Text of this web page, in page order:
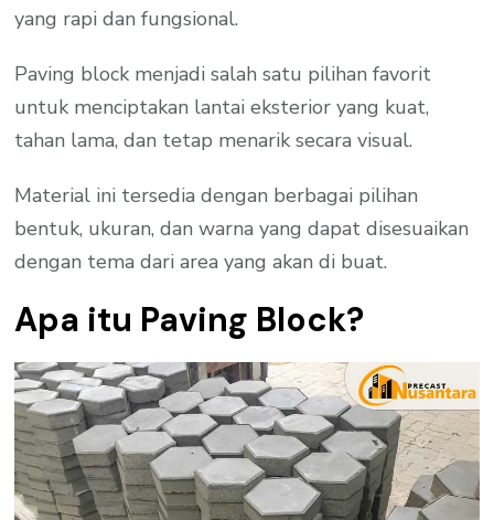
yang rapi dan fungsional.
Paving block menjadi salah satu pilihan favorit
untuk menciptakan lantai eksterior yang kuat,
tahan lama, dan tetap menarik secara visual.
Material ini tersedia dengan berbagai pilihan
bentuk, ukuran, dan warna yang dapat disesuaikan
dengan tema dari area yang akan di buat.
Apa itu Paving Block?